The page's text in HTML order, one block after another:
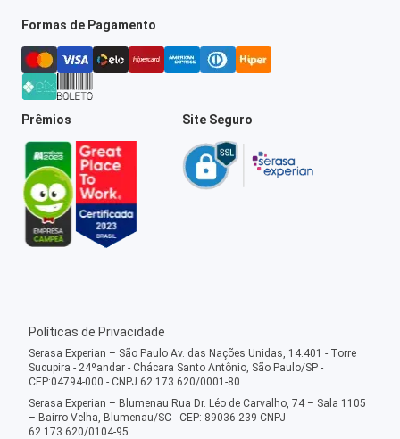
Formas de Pagamento
Prêmios Site Seguro
Políticas de Privacidade
Serasa Experian – São Paulo Av. das Nações Unidas, 14.401 - Torre
Sucupira - 24ºandar - Chácara Santo Antônio, São Paulo/SP -
CEP:04794-000 - CNPJ 62.173.620/0001-80
Serasa Experian – Blumenau Rua Dr. Léo de Carvalho, 74 – Sala 1105
– Bairro Velha, Blumenau/SC - CEP: 89036-239 CNPJ
62.173.620/0104-95